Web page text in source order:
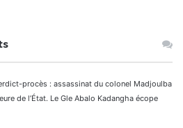
procès : assassinat du colonel Madjoulba
de l’État. Le Gle Abalo Kadangha écope